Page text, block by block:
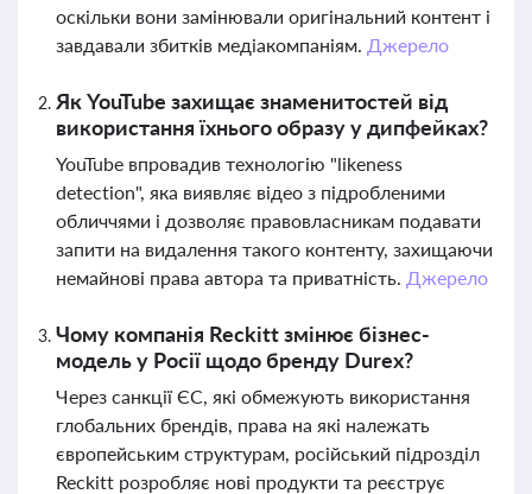
оскільки вони замінювали оригінальний контент і
завдавали збитків медіакомпаніям. Джерело
Як YouTube захищає знаменитостей від
використання їхнього образу у дипфейках?
YouTube впровадив технологію "likeness
detection", яка виявляє відео з підробленими
обличчями і дозволяє правовласникам подавати
запити на видалення такого контенту, захищаючи
немайнові права автора та приватність. Джерело
Чому компанія Reckitt змінює бізнес-
модель у Росії щодо бренду Durex?
Через санкції ЄС, які обмежують використання
глобальних брендів, права на які належать
європейським структурам, російський підрозділ
Reckitt розробляє нові продукти та реєструє